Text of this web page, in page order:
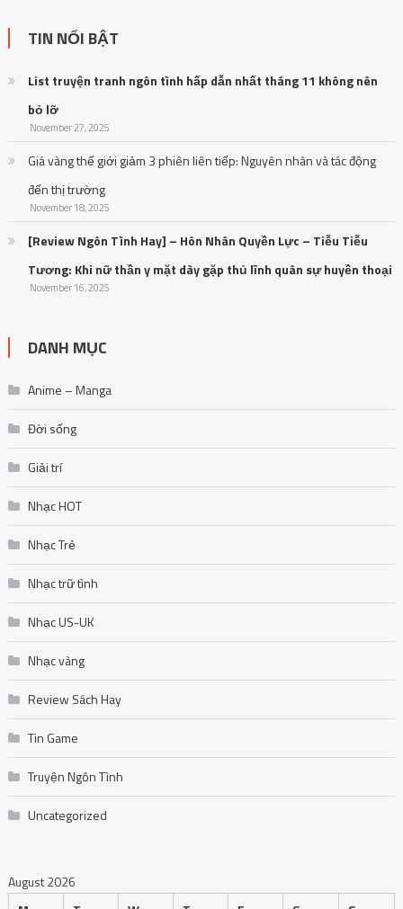
TIN NỔI BẬT
List truyện tranh ngôn tình hấp dẫn nhất tháng 11 không nên
bỏ lỡ
November 27, 2025
Giá vàng thế giới giảm 3 phiên liên tiếp: Nguyên nhân và tác động
đến thị trường
November 18, 2025
[Review Ngôn Tình Hay] – Hôn Nhân Quyền Lực – Tiễu Tiễu
Tương: Khi nữ thần y mặt dày gặp thủ lĩnh quân sự huyền thoại
November 16, 2025
DANH MỤC
Anime – Manga
Đời sống
Giải trí
Nhạc HOT
Nhạc Trẻ
Nhạc trữ tình
Nhạc US-UK
Nhạc vàng
Review Sách Hay
Tin Game
Truyện Ngôn Tình
Uncategorized
August 2026